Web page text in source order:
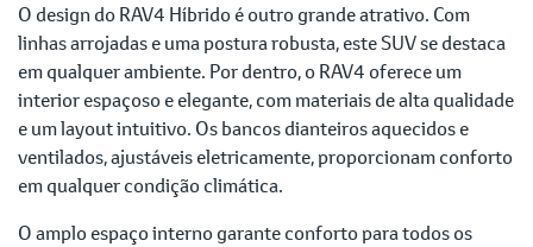
O design do RAV4 Híbrido é outro grande atrativo. Com
linhas arrojadas e uma postura robusta, este SUV se destaca
em qualquer ambiente. Por dentro, o RAV4 oferece um
interior espaçoso e elegante, com materiais de alta qualidade
e um layout intuitivo. Os bancos dianteiros aquecidos e
ventilados, ajustáveis eletricamente, proporcionam conforto
em qualquer condição climática.
O amplo espaço interno garante conforto para todos os